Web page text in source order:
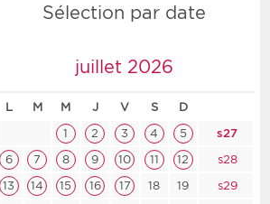
Sanitaire
Chronologique
Inversé
Sélection par date
juillet 2026
L M M J V S D
1 2 3 4 5
s27
6
7 8 9 10 11 12
s28
13
14 15 16 17 18 19
s29